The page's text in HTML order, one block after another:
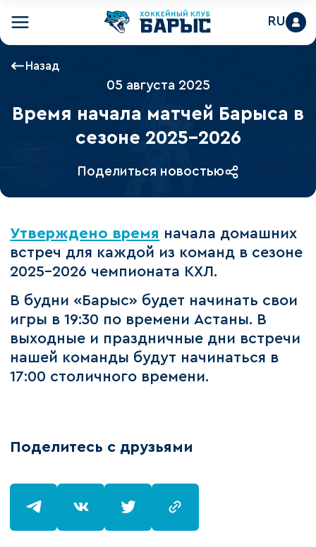
RU
Назад
05 августа 2025
Время начала матчей Барыса в
сезоне 2025-2026
Поделиться новостью
Утверждено время начала домашних
встреч для каждой из команд в сезоне
2025-2026 чемпионата КХЛ.
В будни «Барыс» будет начинать свои
игры в 19:30 по времени Астаны. В
выходные и праздничные дни встречи
нашей команды будут начинаться в
17:00 столичного времени.
Поделитесь с друзьями